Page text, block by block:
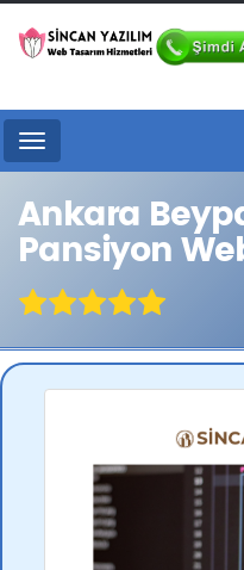
Menu
Ankara
Pansiyon